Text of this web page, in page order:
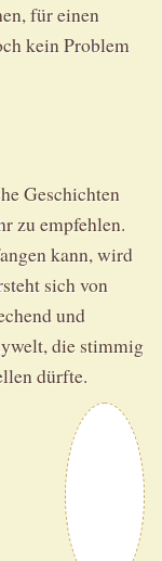
für einen
kein Problem
Geschichten
zu empfehlen.
kann, wird
sich von
und
die stimmig
dürfte.